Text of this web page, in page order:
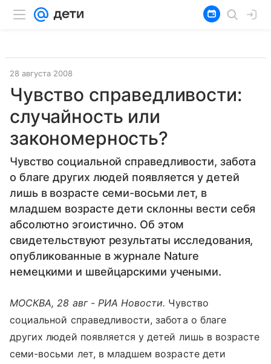
28 августа 2008
Чувство справедливости:
случайность или
закономерность?
Чувство социальной справедливости, забота
о благе других людей появляется у детей
лишь в возрасте семи-восьми лет, в
младшем возрасте дети склонны вести себя
абсолютно эгоистично. Об этом
свидетельствуют результаты исследования,
опубликованные в журнале Nature
немецкими и швейцарскими учеными.
МОСКВА, 28 авг - РИА Новости. Чувство
социальной справедливости, забота о благе
других людей появляется у детей лишь в возрасте
семи-восьми лет, в младшем возрасте дети